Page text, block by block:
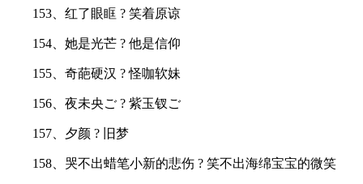
153、红了眼眶 ? 笑着原谅
154、她是光芒 ? 他是信仰
155、奇葩硬汉 ? 怪咖软妹
156、夜未央ご ? 紫玉钗ご
157、夕颜 ? 旧梦
158、哭不出蜡笔小新的悲伤 ? 笑不出海绵宝宝的微笑